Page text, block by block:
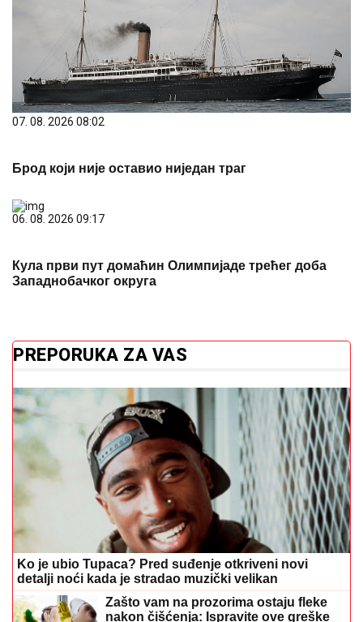
07. 08. 2026 08:02
Брод који није оставио ниједан траг
06. 08. 2026 09:17
Кула први пут домаћин Олимпијаде трећег доба
Западнобачког округа
PREPORUKA ZA VAS
Ko je ubio Tupaca? Pred suđenje otkriveni novi
detalji noći kada je stradao muzički velikan
Zašto vam na prozorima ostaju fleke
nakon čišćenja: Ispravite ove greške